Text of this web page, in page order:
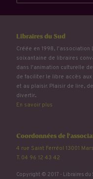
Libraires du Sud
Créée en 1998, l'association
soixantaine de libraires
dans l'animation culturelle
de faciliter le libre accès
et au plaisir. Plaisir de lire,
divertir...
En savoir plus
Coordonnées de
4 rue Saint Ferréol 13001
T. 04 96 12 43 42
Copyright © 2017 - Libraires du